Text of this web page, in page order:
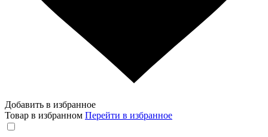
Добавить в избранное
Товар в избранном Перейти в избранное